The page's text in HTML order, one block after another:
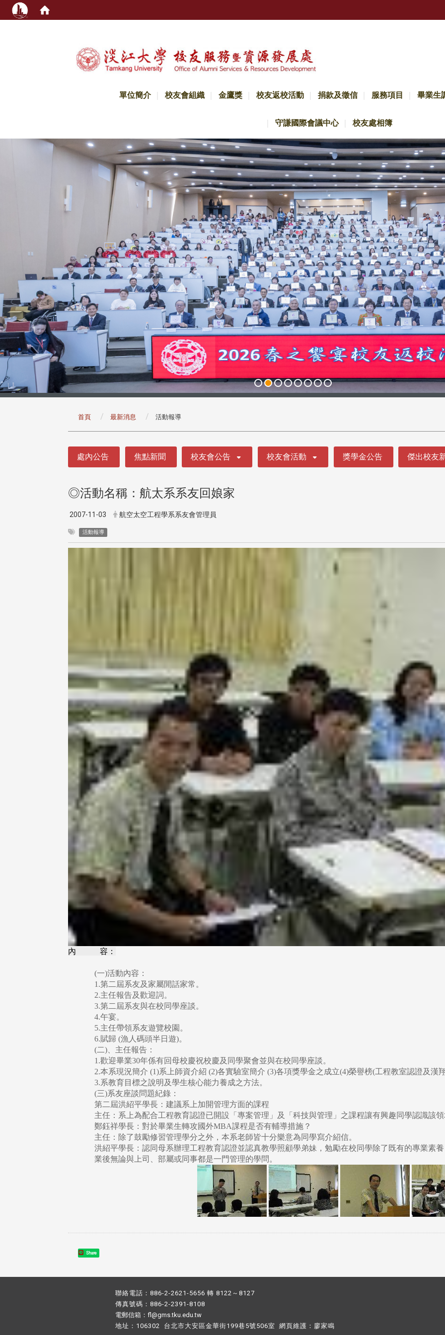
單位簡介 校友會組織 金鷹獎 校友返校活動 捐款及徵信 服務項目 畢業生
守謙國際會議中心 校友處相簿
首頁 最新消息 活動報導
處內公告 焦點新聞 校友會公告 校友會活動 獎學金公告 傑出校友
◎活動名稱：航太系系友回娘家
2007-11-03 航空太空工程學系系友會管理員
活動報導
內 容：
(一)活動內容：
1.第二屆系友及家屬閒話家常。
2.主任報告及歡迎詞。
3.第二屆系友與在校同學座談。
4.午宴。
5.主任帶領系友遊覽校園。
6.賦歸 (漁人碼頭半日遊)。
(二)、主任報告：
1.歡迎畢業30年係有回母校慶祝校慶及同學聚會並與在校同學座談。
2.本系現況簡介 (1)系上師資介紹 (2)各實驗室簡介 (3)各項獎學金之成立(4)榮譽榜(工程教室認證及漢
3.系教育目標之說明及學生核心能力養成之方法。
(三)系友座談問題紀錄：
第二屆洪紹平學長：建議系上加開管理方面的課程
主任：系上為配合工程教育認證已開設「專案管理」及「科技與管理」之課程讓有興趣同學認識該
鄭鈺祥學長：對於畢業生轉攻國外MBA課程是否有輔導措施？
主任：除了鼓勵修習管理學分之外，本系老師皆十分樂意為同學寫介紹信。
洪紹平學長：認同母系辦理工程教育認證並認真教學照顧學弟妹，勉勵在校同學除了既有的專業素
業後無論與上司、部屬或同事都是一門管理的學問。
Share
聯絡電話：886-2-2621-5656 轉 8122～8127
傳真號碼：886-2-2391-8108
電郵信箱：fl@gms.tku.edu.tw
地址：106302 台北市大安區金華街199巷5號506室 網頁維護： 廖家鳴​